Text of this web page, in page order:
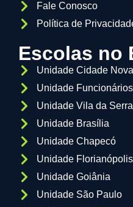
Fale Conosco
Política de
Escolas no
Unidade Cidade
Unidade
Unidade Vila da
Unidade Brasília
Unidade Chapecó
Unidade Florianópolis
Unidade Goiânia
Unidade São Paulo